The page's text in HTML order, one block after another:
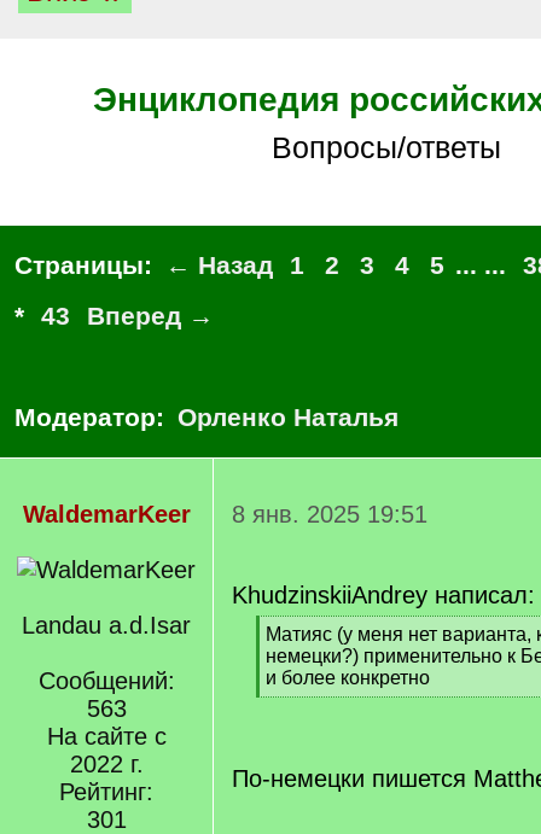
Энциклопедия
Вопросы/ответы
Страницы: ← Назад 1 2 3 4 5 ... ...
*
43 Вперед →
Модератор: Орленко Наталья
WaldemarKeer
Landau a.d.Isar
Сообщений:
563
На сайте с
2022 г.
Рейтинг:
301
8 янв. 2025 19:51
KhudzinskiiAndrey написал:
[
q
]
Матияс (у меня нет варианта,
немецки?) применительно к
и более конкретно
[
По-немецки пишется